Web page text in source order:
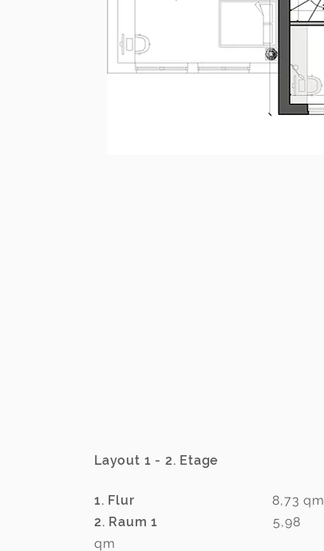
Layout 1 - 2. Etage
1. Flur8,73qm
2. Raum 1 5,98
qm